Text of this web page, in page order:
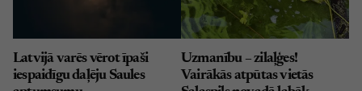
Latvijā varēs vērot īpaši
iespaidīgu daļēju Saules
Uzmanību – zilaļģes!
Vairākās atpūtas vietās